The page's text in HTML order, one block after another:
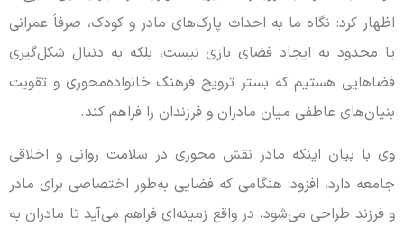
اظهار کرد: نگاه ما به احداث پارک‌های مادر و کودک، صرفاً عمرانی
یا محدود به ایجاد فضای بازی نیست، بلکه به دنبال شکل‌گیری
فضاهایی هستیم که بستر ترویج فرهنگ خانواده‌محوری و تقویت
بنیان‌های عاطفی میان مادران و فرزندان را فراهم کند.
وی با بیان اینکه مادر نقش محوری در سلامت روانی و اخلاقی
جامعه دارد، افزود: هنگامی که فضایی به‌طور اختصاصی برای مادر
و فرزند طراحی می‌شود، در واقع زمینه‌ای فراهم می‌آید تا مادران به